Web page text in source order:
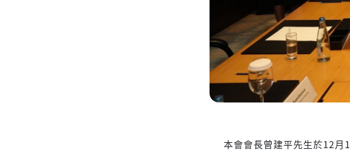
本會會長曾建平先生於12月